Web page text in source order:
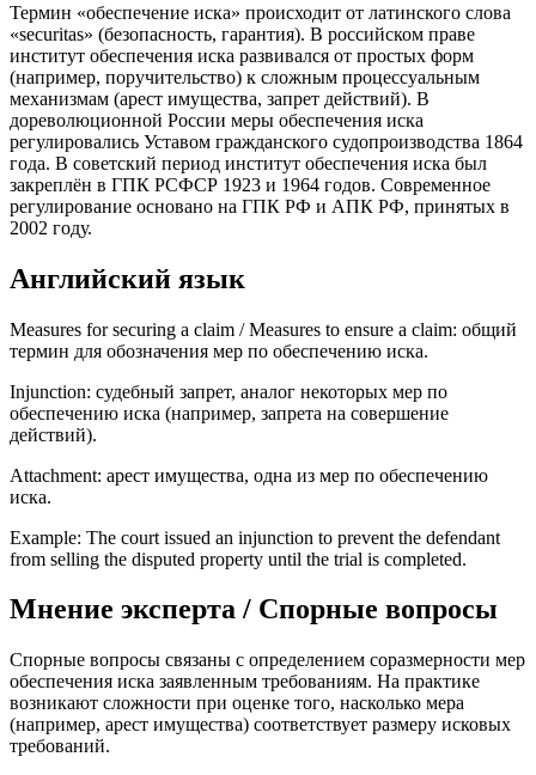
Термин «обеспечение иска» происходит от латинского слова
«securitas» (безопасность, гарантия). В российском праве
институт обеспечения иска развивался от простых форм
(например, поручительство) к сложным процессуальным
механизмам (арест имущества, запрет действий). В
дореволюционной России меры обеспечения иска
регулировались Уставом гражданского судопроизводства 1864
года. В советский период институт обеспечения иска был
закреплён в ГПК РСФСР 1923 и 1964 годов. Современное
регулирование основано на ГПК РФ и АПК РФ, принятых в
2002 году.
Английский язык
Measures for securing a claim / Measures to ensure a claim: общий
термин для обозначения мер по обеспечению иска.
Injunction: судебный запрет, аналог некоторых мер по
обеспечению иска (например, запрета на совершение
действий).
Attachment: арест имущества, одна из мер по обеспечению
иска.
Example: The court issued an injunction to prevent the defendant
from selling the disputed property until the trial is completed.
Мнение эксперта / Спорные вопросы
Спорные вопросы связаны с определением соразмерности мер
обеспечения иска заявленным требованиям. На практике
возникают сложности при оценке того, насколько мера
(например, арест имущества) соответствует размеру исковых
требований.